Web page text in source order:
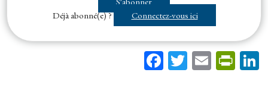
n'est pas contesté que cette exécution à la date...
Déjà abonné(e) ?
Connectez-vous ici
Fa T E Pr